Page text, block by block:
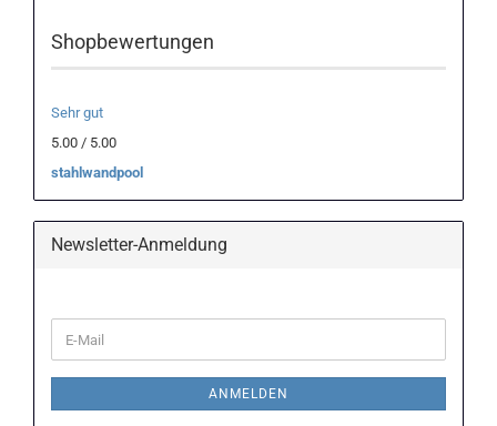
Shopbewertungen
Sehr gut
5.00 / 5.00
stahlwandpool
Newsletter-Anmeldung
ZUR
E-
Mail
ANMELDEN